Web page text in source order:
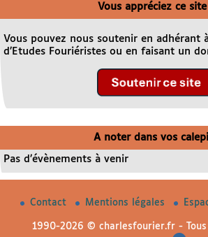
Vous appréciez ce site
Vous pouvez nous soutenir en adhérant
d’Etudes Fouriéristes ou en faisant un
A noter dans vos
Pas d’évènements à venir
Contact Mentions légales
1990-2026 © charlesfourier.fr -